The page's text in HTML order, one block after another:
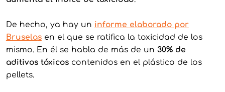
De hecho, ya hay un informe elaborado por
Bruselasen el que se ratifica la toxicidad de los
mismo. En él se habla de más de un 30% de
aditivos tóxicoscontenidos en el plástico de los
pellets.